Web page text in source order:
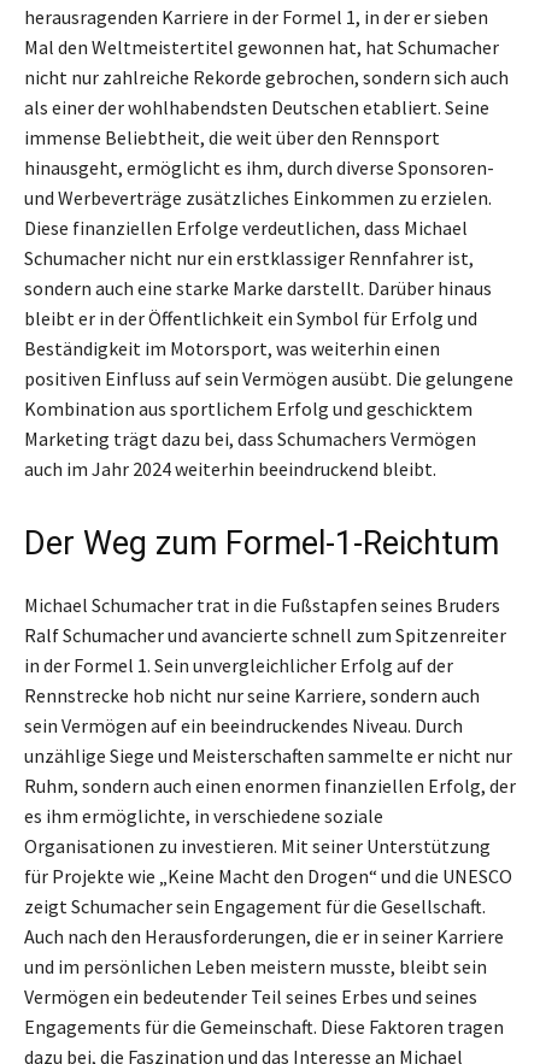
herausragenden Karriere in der Formel 1, in der er sieben
Mal den Weltmeistertitel gewonnen hat, hat Schumacher
nicht nur zahlreiche Rekorde gebrochen, sondern sich auch
als einer der wohlhabendsten Deutschen etabliert. Seine
immense Beliebtheit, die weit über den Rennsport
hinausgeht, ermöglicht es ihm, durch diverse Sponsoren-
und Werbeverträge zusätzliches Einkommen zu erzielen.
Diese finanziellen Erfolge verdeutlichen, dass Michael
Schumacher nicht nur ein erstklassiger Rennfahrer ist,
sondern auch eine starke Marke darstellt. Darüber hinaus
bleibt er in der Öffentlichkeit ein Symbol für Erfolg und
Beständigkeit im Motorsport, was weiterhin einen
positiven Einfluss auf sein Vermögen ausübt. Die gelungene
Kombination aus sportlichem Erfolg und geschicktem
Marketing trägt dazu bei, dass Schumachers Vermögen
auch im Jahr 2024 weiterhin beeindruckend bleibt.
Der Weg zum Formel-1-Reichtum
Michael Schumacher trat in die Fußstapfen seines Bruders
Ralf Schumacher und avancierte schnell zum Spitzenreiter
in der Formel 1. Sein unvergleichlicher Erfolg auf der
Rennstrecke hob nicht nur seine Karriere, sondern auch
sein Vermögen auf ein beeindruckendes Niveau. Durch
unzählige Siege und Meisterschaften sammelte er nicht nur
Ruhm, sondern auch einen enormen finanziellen Erfolg, der
es ihm ermöglichte, in verschiedene soziale
Organisationen zu investieren. Mit seiner Unterstützung
für Projekte wie „Keine Macht den Drogen“ und die UNESCO
zeigt Schumacher sein Engagement für die Gesellschaft.
Auch nach den Herausforderungen, die er in seiner Karriere
und im persönlichen Leben meistern musste, bleibt sein
Vermögen ein bedeutender Teil seines Erbes und seines
Engagements für die Gemeinschaft. Diese Faktoren tragen
dazu bei, die Faszination und das Interesse an Michael